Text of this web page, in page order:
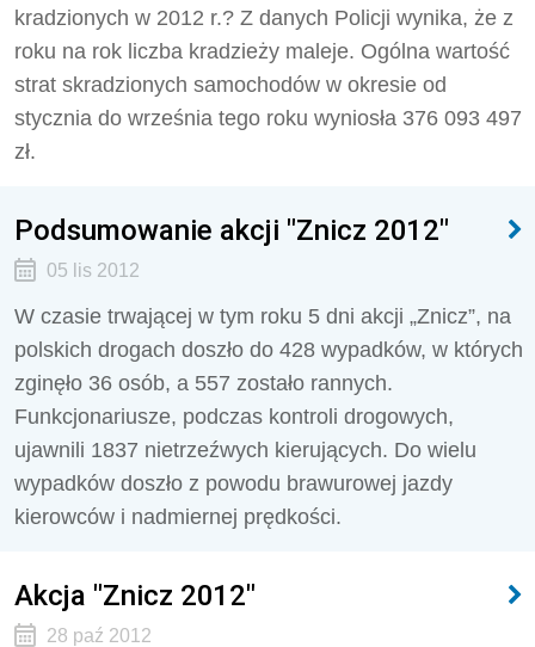
kradzionych w 2012 r.? Z danych Policji wynika, że z
roku na rok liczba kradzieży maleje. Ogólna wartość
strat skradzionych samochodów w okresie od
stycznia do września tego roku wyniosła 376 093 497
zł.
Podsumowanie akcji "Znicz 2012"
05 lis 2012
W czasie trwającej w tym roku 5 dni akcji „Znicz”, na
polskich drogach doszło do 428 wypadków, w których
zginęło 36 osób, a 557 zostało rannych.
Funkcjonariusze, podczas kontroli drogowych,
ujawnili 1837 nietrzeźwych kierujących. Do wielu
wypadków doszło z powodu brawurowej jazdy
kierowców i nadmiernej prędkości.
Akcja "Znicz 2012"
28 paź 2012